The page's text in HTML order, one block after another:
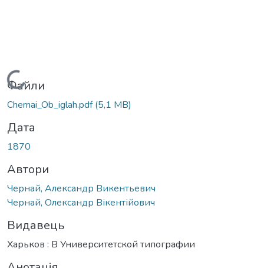
Вантажиться...
Файли
Chernai_Ob_iglah.pdf(5,1 MB)
Дата
1870
Автори
Чернай, Александр Викентьевич
Чернай, Олександр Вікентійович
Видавець
Харьков : В Университетской типографии